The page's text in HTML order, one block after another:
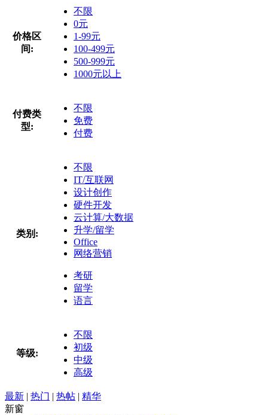
价格区
间:
不限
0元
1-99元
100-499元
500-999元
1000元以上
付费类
型:
不限
免费
付费
类别:
不限
IT/互联网
设计创作
硬件开发
云计算/大数据
升学/留学
Office
网络营销
考研
留学
语言
等级:
不限
初级
中级
高级
最新 | 热门 | 热帖 | 精华
新窗